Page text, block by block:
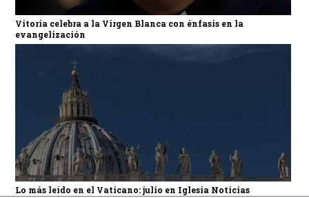
Vitoria celebra a la Virgen Blanca con énfasis en la
evangelización
Lo más leído en el Vaticano: julio en Iglesia Noticias